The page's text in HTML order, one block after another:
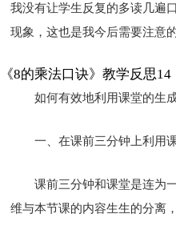
我没有让学生反复的多读几遍
现象，这也是我今后需要注意
《8的乘法口诀》教学反思14
如何有效地利用课堂的生
一、在课前三分钟上利用
课前三分钟和课堂是连为
维与本节课的内容生生的分离